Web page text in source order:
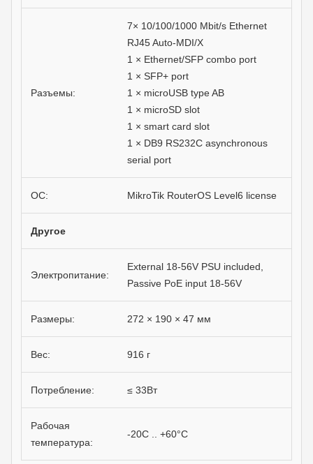
Разъемы:
7× 10/100/1000 Mbit/s Ethernet
RJ45 Auto-MDI/X
1 × Ethernet/SFP combo port
1 × SFP+ port
1 × microUSB type AB
1 × microSD slot
1 × smart card slot
1 × DB9 RS232C asynchronous
serial port
ОС: MikroTik RouterOS Level6 license
Другое
Электропитание:
External 18-56V PSU included,
Passive PoE input 18-56V
Размеры: 272 × 190 × 47 мм
Вес: 916 г
Потребление: ≤ 33Вт
Рабочая
температура:
-20C .. +60°C